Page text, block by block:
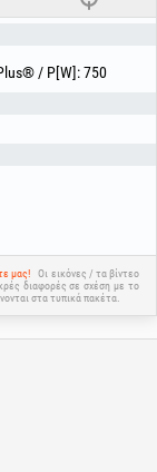
/ P[W]: 750
μας!
Οι εικόνες / τα βίντεο
διαφορές σε σχέση με το
στα τυπικά πακέτα.